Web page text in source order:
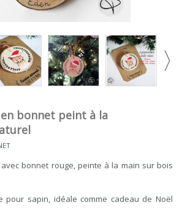
bonnet peint à la
bonnet rouge, peinte à la main sur bois
pour sapin, idéale comme cadeau de Noël